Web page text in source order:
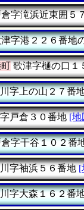
字滝浜近東囲５
字港２２６番地
歌津字樋の口１
字上の山２７番
戸倉３０番地 [地
字干谷１０２番
字袖浜５６番地 [
字大森１６２番